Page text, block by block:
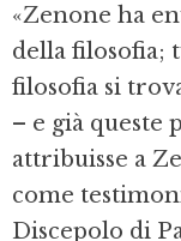
«Zenone ha
della filosofia;
filosofia si
– e già queste
attribuisse a
come
Discepolo di